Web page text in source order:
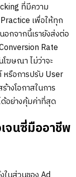
ที่มีความ
เพื่อให้ทุก
กจากนี้เรายังส่งต่อ
Rate
ฆษณา ไม่ว่าจะ
หรือการปรับ User
างโอกาสในการ
อย่างคุ้มค่าที่สุด
จนซี่มืออาชีพ